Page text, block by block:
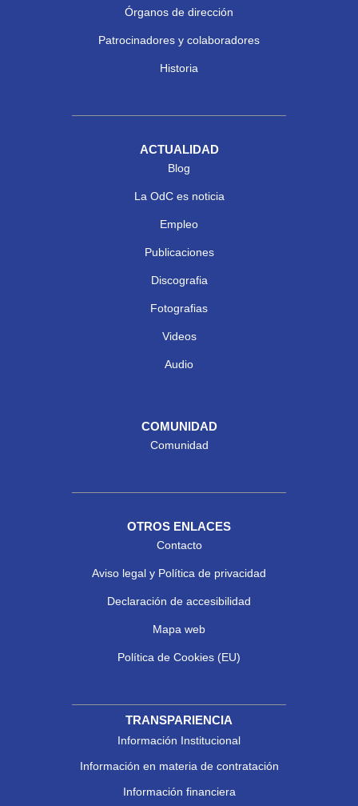
Órganos de dirección
Patrocinadores y colaboradores
Historia
ACTUALIDAD
Blog
La OdC es noticia
Empleo
Publicaciones
Discografia
Fotografias
Videos
Audio
COMUNIDAD
Comunidad
OTROS ENLACES
Contacto
Aviso legal y Política de privacidad
Declaración de accesibilidad
Mapa web
Política de Cookies (EU)
TRANSPARIENCIA
Información Institucional
Información en materia de contratación
Información financiera